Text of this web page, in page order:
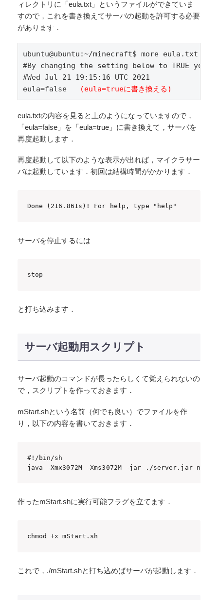
ィレクトリに「eula.txt」というファイルができていま
すので，これを書き換えてサーバの起動を許可する必要
があります．
ubuntu@ubuntu:~/minecraft$ more eula.txt
#By changing the setting below to TRUE you
#Wed Jul 21 19:15:16 UTC 2021
eula=false
(eula=trueに書き換える)
eula.txtの内容を見ると上のようになっていますので，
「eula=false」を「eula=true」に書き換えて，サーバを
再度起動します．
再度起動して以下のような表示が出れば，マイクラサー
バは起動しています．初回は結構時間がかかります．
Done (216.861s)! For help, type "help"
サーバを停止するには
stop
と打ち込みます．
サーバ起動用スクリプト
サーバ起動のコマンドが長ったらしくて覚えられないの
で，スクリプトを作っておきます．
mStart.shという名前（何でも良い）でファイルを作
り，以下の内容を書いておきます．
#!/bin/sh
java -Xmx3072M -Xms3072M -jar ./server.jar
作ったmStart.shに実行可能フラグを立てます．
chmod +x mStart.sh
これで，./mStart.shと打ち込めばサーバが起動します．